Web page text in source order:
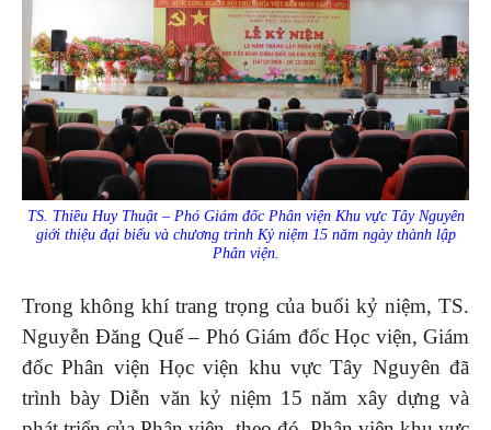
TS. Thiều Huy Thuật – Phó Giám đốc Phân viện Khu vực Tây Nguyên
giới thiệu đại biểu và chương trình Kỷ niệm 15 năm ngày thành lập
Phân viện.
Trong không khí trang trọng của buổi kỷ niệm, TS.
Nguyễn Đăng Quế – Phó Giám đốc Học viện, Giám
đốc Phân viện Học viện khu vực Tây Nguyên đã
trình bày Diễn văn kỷ niệm 15 năm xây dựng và